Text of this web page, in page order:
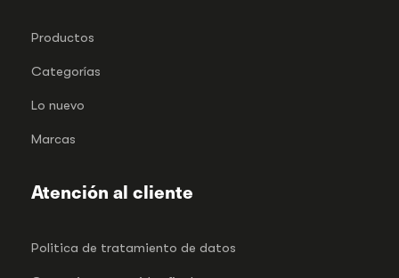
Productos
Categorías
Lo nuevo
Marcas
Atención al cliente
Politica de tratamiento de datos